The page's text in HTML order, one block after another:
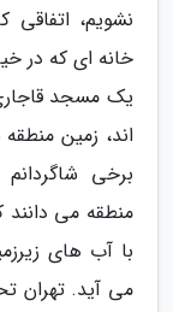
نشویم، اتفاقی
خانه ای که در
یک مسجد
اند، زمین
برخی
منطقه می دانند
با آب های
می آید. تهران